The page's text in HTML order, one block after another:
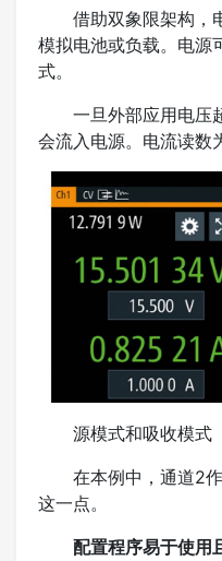
借助双象限架构，
模拟电池或负载。电源
式。
一旦外部应用电压
会流入电源。电流读数
源模式和吸收模式
在本例中，通道2
这一点。
配置程序易于使用